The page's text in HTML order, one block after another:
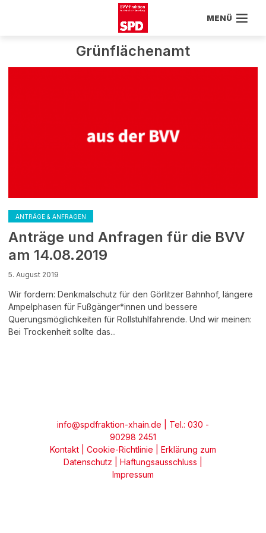
MENÜ
Grünflächenamt
ANTRÄGE & ANFRAGEN
Anträge und Anfragen für die BVV
am 14.08.2019
5. August 2019
Wir fordern: Denkmalschutz für den Görlitzer Bahnhof, längere
Ampelphasen für Fußgänger*innen und bessere
Querungsmöglichkeiten für Rollstuhlfahrende. Und wir meinen:
Bei Trockenheit sollte das...
info@spdfraktion-xhain.de | Tel.: 030 -
90298 2451
Kontakt
Cookie-Richtlinie
Erklärung zum
Datenschutz
Haftungsausschluss
Impressum